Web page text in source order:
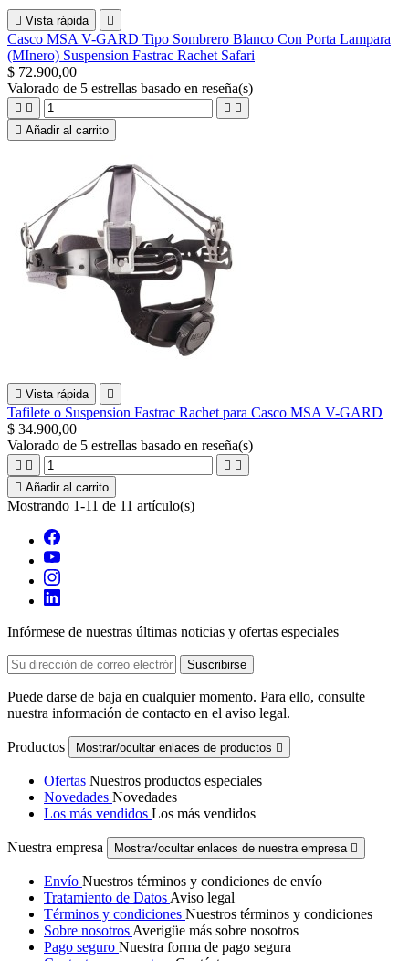
 Vista rápida 
Casco MSA V-GARD Tipo Sombrero Blanco Con Porta Lampara
(MInero) Suspension Fastrac Rachet Safari
$ 72.900,00
Valorado de 5 estrellas basado en reseña(s)
   
 Añadir al carrito
 Vista rápida 
Tafilete o Suspension Fastrac Rachet para Casco MSA V-GARD
$ 34.900,00
Valorado de 5 estrellas basado en reseña(s)
   
 Añadir al carrito
Mostrando 1-11 de 11 artículo(s)
Infórmese de nuestras últimas noticias y ofertas especiales
Puede darse de baja en cualquier momento. Para ello, consulte
nuestra información de contacto en el aviso legal.
Productos Mostrar/ocultar enlaces de productos 
Ofertas Nuestros productos especiales
Novedades Novedades
Los más vendidos Los más vendidos
Nuestra empresa Mostrar/ocultar enlaces de nuestra empresa 
Envío Nuestros términos y condiciones de envío
Tratamiento de Datos Aviso legal
Términos y condiciones Nuestros términos y condiciones
Sobre nosotros Averigüe más sobre nosotros
Pago seguro Nuestra forma de pago segura